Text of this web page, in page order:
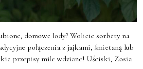
domowe lody? Wolicie sorbety na
połączenia z jajkami, śmietaną lub
przepisy mile wdziane! Uściski, Zosia